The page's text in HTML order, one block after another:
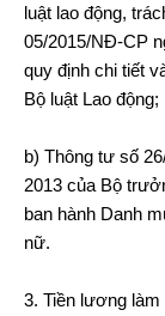
luật lao động,
05/2015/NĐ-CP
quy định chi tiết
Bộ luật Lao động;
b) Thông tư số
2013 của Bộ
ban hành Danh
nữ.
3. Tiền lương